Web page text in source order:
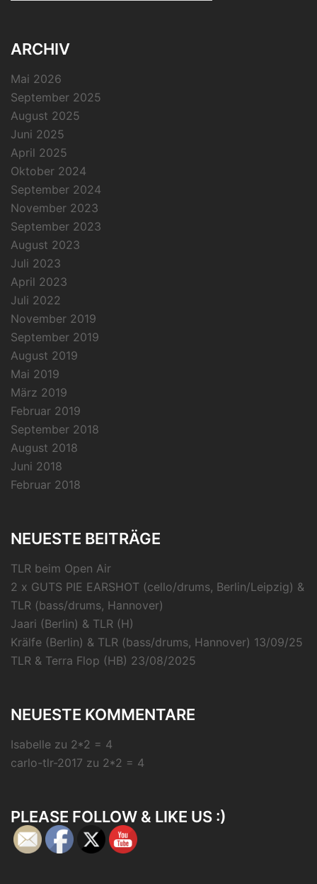
ARCHIV
Mai 2026
September 2025
August 2025
Juni 2025
April 2025
Oktober 2024
September 2024
November 2023
September 2023
August 2023
Juli 2023
April 2023
Juli 2022
November 2019
September 2019
August 2019
Mai 2019
März 2019
Februar 2019
September 2018
August 2018
Juni 2018
Februar 2018
NEUESTE BEITRÄGE
TLR beim Open Air
2 x GUTS PIE EARSHOT (cello/drums, Berlin/Leipzig) &
TLR (bass/drums, Hannover)
Jaari (Berlin) & TLR (H)
Krälfe (Berlin) & TLR (bass/drums, Hannover) 13/09/25
TLR & Terra Flop (HB) 23/08/2025
NEUESTE KOMMENTARE
Isabelle zu 2*2 = 4
carlo-tlr-2017 zu 2*2 = 4
PLEASE FOLLOW & LIKE US :)